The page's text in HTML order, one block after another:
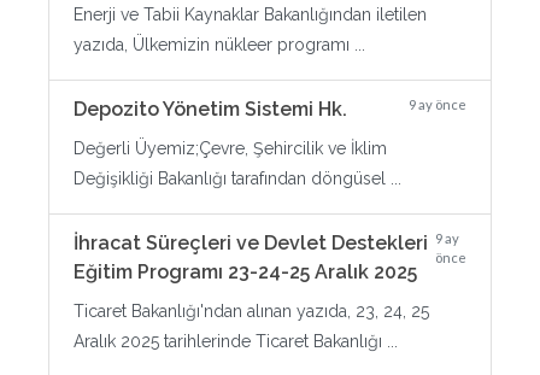
Enerji ve Tabii Kaynaklar Bakanlığından iletilen
yazıda, Ülkemizin nükleer programı ...
Depozito Yönetim Sistemi Hk. 9 ay önce
Değerli Üyemiz;Çevre, Şehircilik ve İklim
Değişikliği Bakanlığı tarafından döngüsel ...
İhracat Süreçleri ve Devlet Destekleri
Eğitim Programı 23-24-25 Aralık 2025
9 ay
önce
Ticaret Bakanlığı'ndan alınan yazıda, 23, 24, 25
Aralık 2025 tarihlerinde Ticaret Bakanlığı ...